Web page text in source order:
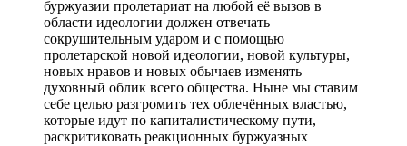
буржуазии пролетариат на любой её вызов в
области идеологии должен отвечать
сокрушительным ударом и с помощью
пролетарской новой идеологии, новой культуры,
новых нравов и новых обычаев изменять
духовный облик всего общества. Ныне мы ставим
себе целью разгромить тех облечённых властью,
которые идут по капиталистическому пути,
раскритиковать реакционных буржуазных